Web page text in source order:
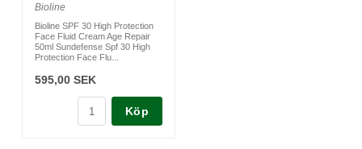
Bioline
Bioline SPF 30 High Protection
Face Fluid Cream Age Repair
50ml Sundefense Spf 30 High
Protection Face Flu...
595,00 SEK
Köp